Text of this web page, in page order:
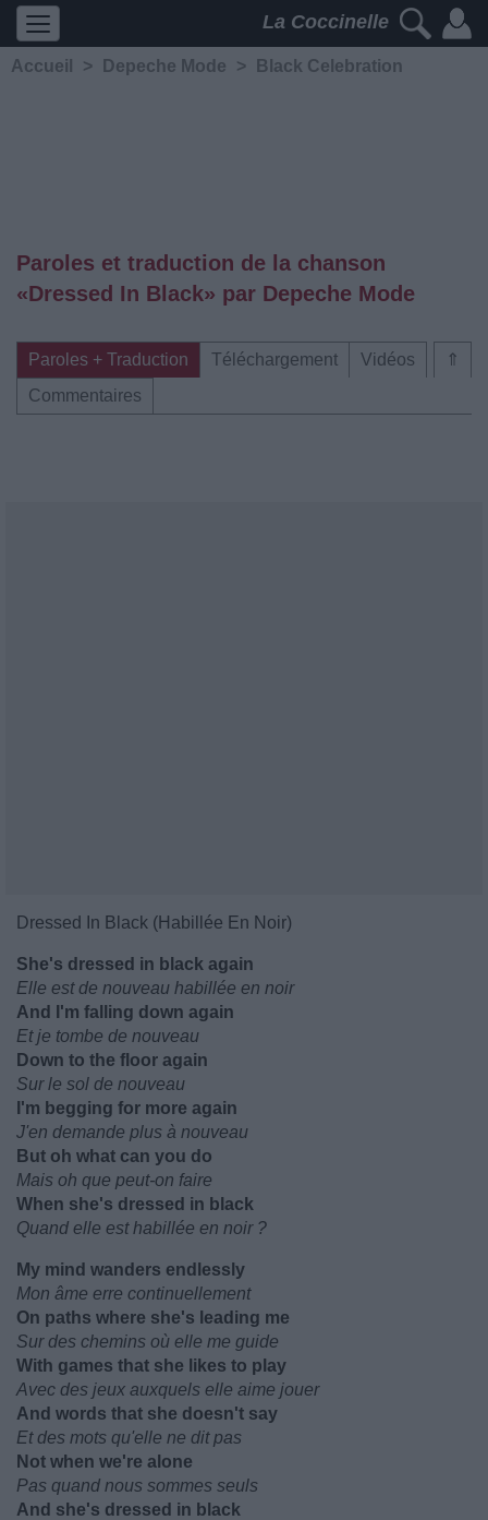
La Coccinelle
Accueil > Depeche Mode > Black Celebration
Paroles et traduction de la chanson
«Dressed In Black» par Depeche Mode
⇑
Paroles + Traduction Téléchargement
Vidéos
Commentaires
Dressed In Black (Habillée En Noir)
She's dressed in black again
Elle est de nouveau habillée en noir
And I'm falling down again
Et je tombe de nouveau
Down to the floor again
Sur le sol de nouveau
I'm begging for more again
J'en demande plus à nouveau
But oh what can you do
Mais oh que peut-on faire
When she's dressed in black
Quand elle est habillée en noir ?
My mind wanders endlessly
Mon âme erre continuellement
On paths where she's leading me
Sur des chemins où elle me guide
With games that she likes to play
Avec des jeux auxquels elle aime jouer
And words that she doesn't say
Et des mots qu'elle ne dit pas
Not when we're alone
Pas quand nous sommes seuls
And she's dressed in black